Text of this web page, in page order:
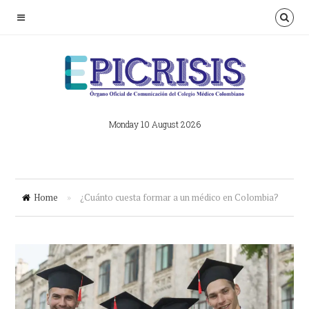
Monday 10 August 2026
Home » ¿Cuánto cuesta formar a un médico en Colombia?